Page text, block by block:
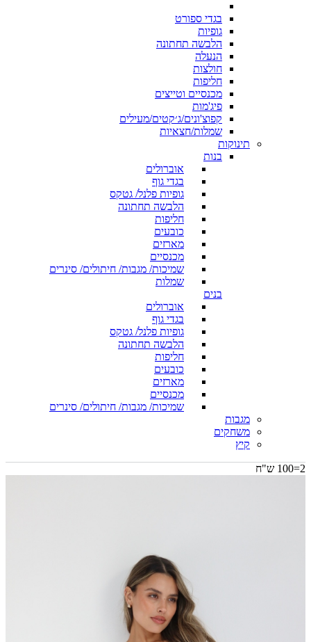
בגדי ספורט
גופיות
הלבשה תחתונה
הנעלה
חולצות
חליפות
מכנסיים וטייצים
פיג'מות
קפוצ'ונים/ג׳קטים/מעילים
שמלות/חצאיות
תינוקות
בנות
אוברולים
בגדי גוף
גופיות פלנל/ גטקס
הלבשה תחתונה
חליפות
כובעים
מארזים
מכנסיים
שמיכות/ מגבות/ חיתולים/ סינרים
שמלות
בנים
אוברולים
בגדי גוף
גופיות פלנל/ גטקס
הלבשה תחתונה
חליפות
כובעים
מארזים
מכנסיים
שמיכות/ מגבות/ חיתולים/ סינרים
מגבות
משחקים
קיץ
2=100 ש"ח